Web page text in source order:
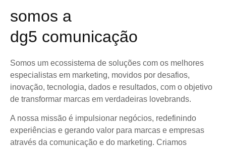
somos a
dg5 comunicação
Somos um ecossistema de soluções com os melhores
especialistas em marketing, movidos por desafios,
inovação, tecnologia, dados e resultados, com o objetivo
de transformar marcas em verdadeiras lovebrands.
A nossa missão é impulsionar negócios, redefinindo
experiências e gerando valor para marcas e empresas
através da comunicação e do marketing. Criamos